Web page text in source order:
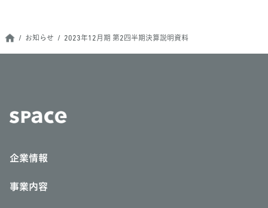
お知らせ 2023年12月期 第2四半期決算説明資料
企業情報
事業内容